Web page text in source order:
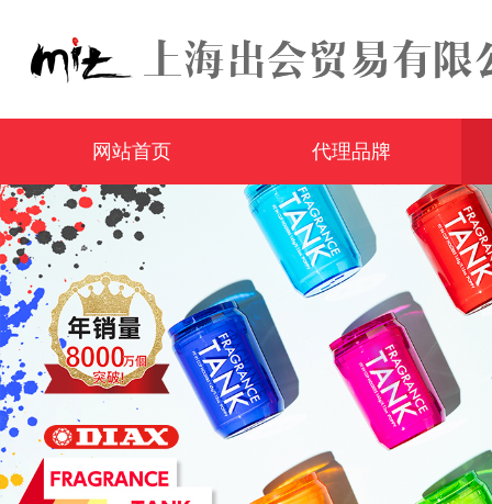
网站首页 代理品牌